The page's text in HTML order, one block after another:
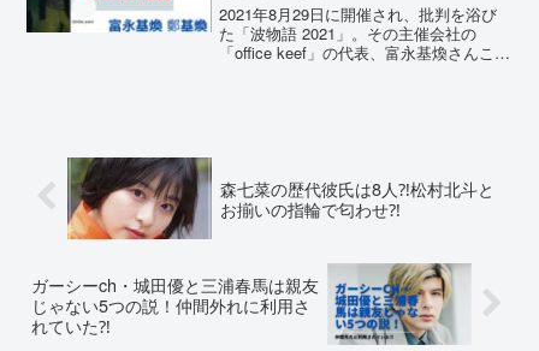
2021年8月29日に開催され、批判を浴び
た「波物語 2021」。その主催会社の
「office keef」の代表、富永基煥さんこと
森七菜の歴代彼氏は8人⁈松村北斗と
お揃いの指輪で匂わせ⁈
ガーシーch・城田優と三浦春馬は親友
じゃない5つの説！仲間外れに利用さ
れていた⁈